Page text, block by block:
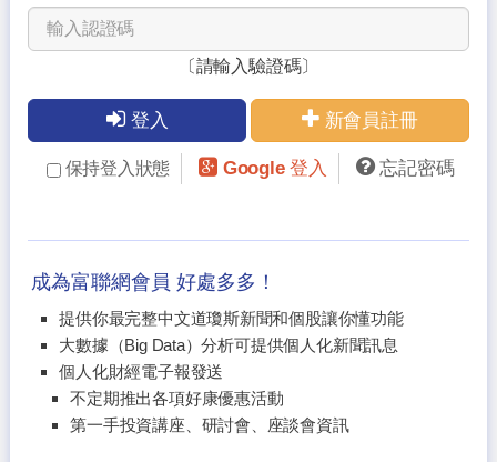
〔請輸入驗證碼〕
登入 新會員註冊
保持登入狀態 Google 登入 忘記密碼
成為富聯網會員 好處多多！
提供你最完整中文道瓊斯新聞和個股讓你懂功能
大數據（Big Data）分析可提供個人化新聞訊息
個人化財經電子報發送
不定期推出各項好康優惠活動
第一手投資講座、研討會、座談會資訊